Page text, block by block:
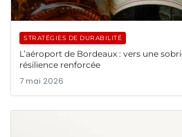
STRATÉGIES DE DURABILITÉ
L’aéroport de Bordeaux : vers une
résilience renforcée
7 mai 2026